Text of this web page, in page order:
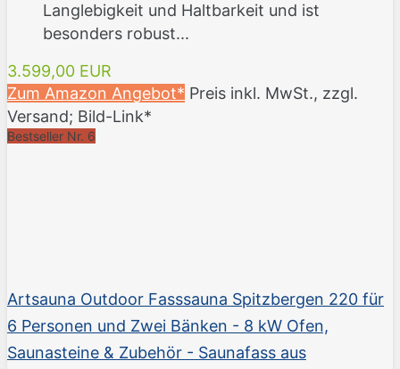
Langlebigkeit und Haltbarkeit und ist
besonders robust...
3.599,00 EUR
Zum Amazon Angebot* Preis inkl. MwSt., zzgl.
Versand; Bild-Link*
Bestseller Nr. 6
Artsauna Outdoor Fasssauna Spitzbergen 220 für
6 Personen und Zwei Bänken - 8 kW Ofen,
Saunasteine & Zubehör - Saunafass aus